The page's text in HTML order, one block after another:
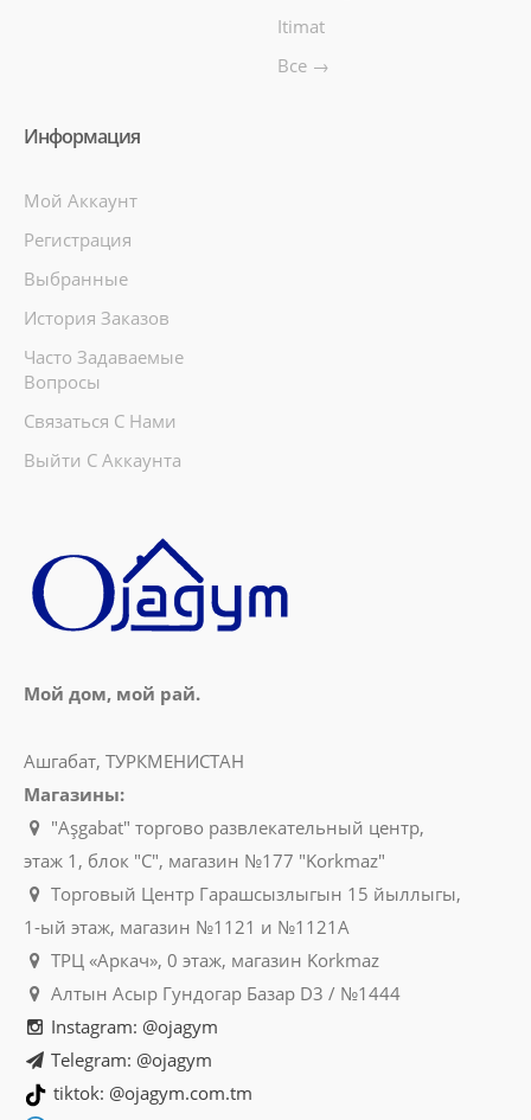
Itimat
Все →
Информация
Мой Аккаунт
Регистрация
Выбранные
История Заказов
Часто Задаваемые
Вопросы
Связаться С Нами
Выйти С Аккаунта
Мой дом, мой рай.
Ашгабат, ТУРКМЕНИСТАН
Магазины:
"Aşgabat" торгово развлекательный центр,
этаж 1, блок "C", магазин №177 "Korkmaz"
Торговый Центр Гарашсызлыгын 15 йыллыгы,
1-ый этаж, магазин №1121 и №1121A
ТРЦ «Аркач», 0 этаж, магазин Korkmaz
Алтын Асыр Гундогар Базар D3 / №1444
Instagram: @ojagym
Telegram: @ojagym
tiktok: @ojagym.com.tm